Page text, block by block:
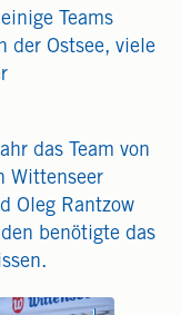
Teams
der Ostsee, viele
das Team von
Wittenseer
Oleg Rantzow
benötigte das